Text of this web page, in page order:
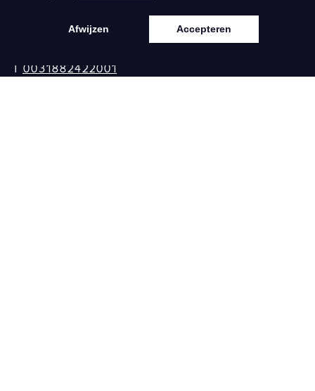
Afwijzen Accepteren
Hofdwarsweg 42
0031882422001
Samenwerking